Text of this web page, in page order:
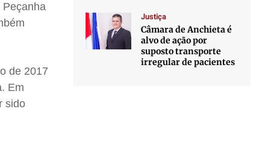
Peçanha
de 2017
Em
sido
Justiça
Câmara de Anchieta é
alvo de ação por
suposto transporte
irregular de pacientes